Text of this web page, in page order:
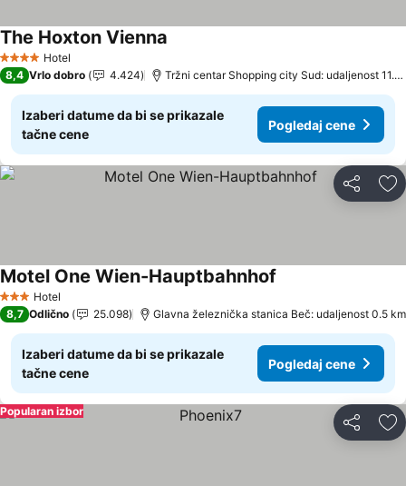
4 ZvezdiceHotel
The Hoxton Vienna
8,4 Vrlo dobro 4.424 Tržni centar Shopping city Sud: udaljenost 11.2 km
Izaberi datume da bi se prikazale
tačne cene
Pogledaj cene
Deli
3 Zvezdice
Hotel
Motel One Wien-Hauptbahnhof
8,7 Odlično 25.098 Glavna železnička stanica Beč: udaljenost 0.5 km
Izaberi datume da bi se prikazale
tačne cene
Pogledaj cene
Deli
Popularan izbor